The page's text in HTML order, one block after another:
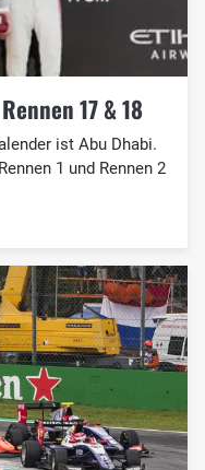
17 & 18
ist Abu Dhabi.
1 und Rennen 2